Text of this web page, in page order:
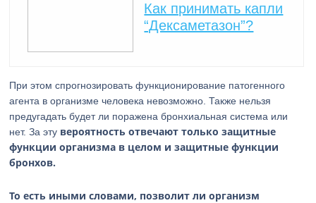
Как принимать капли
“Дексаметазон”?
При этом спрогнозировать функционирование патогенного
агента в организме человека невозможно. Также нельзя
предугадать будет ли поражена бронхиальная система или
нет. За эту вероятность отвечают только защитные
функции организма в целом и защитные функции
бронхов.
То есть иными словами, позволит ли организм